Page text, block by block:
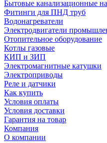
Бытовые канализационные
Фитинги для ПНД труб
Водонагреватели
Электродвигатели
Отопительное оборудование
Котлы газовые
КИП и ЗИП
Электромагнитные катушки
Электроприводы
Реле и датчики
Как купить
Условия оплаты
Условия доставки
Гарантия на товар
Компания
О компании